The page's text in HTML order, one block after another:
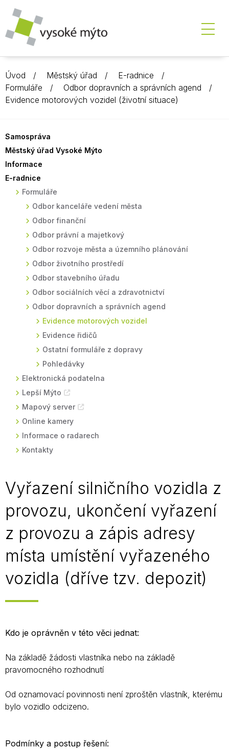
Úvod Městský úřad
E-radnice
Formuláře
Odbor dopravních a správních agend
Evidence motorových vozidel (životní situace)
Samospráva
Městský úřad Vysoké Mýto
Informace
E-radnice
Formuláře
Odbor kanceláře vedení města
Odbor finanční
Odbor právní a majetkový
Odbor rozvoje města a územního plánování
Odbor životního prostředí
Odbor stavebního úřadu
Odbor sociálních věcí a zdravotnictví
Odbor dopravních a správních agend
Evidence motorových vozidel
Evidence řidičů
Ostatní formuláře z dopravy
Pohledávky
Elektronická podatelna
Lepší Mýto
Mapový server
Online kamery
Informace o radarech
Kontakty
Vyřazení silničního vozidla z
provozu, ukončení vyřazení
z provozu a zápis adresy
místa umístění vyřazeného
vozidla (dříve tzv. depozit)
Kdo je oprávněn v této věci jednat:
Na základě žádosti vlastníka nebo na základě
pravomocného rozhodnutí
Od oznamovací povinnosti není zproštěn vlastník, kterému
bylo vozidlo odcizeno.
Podmínky a postup řešení: